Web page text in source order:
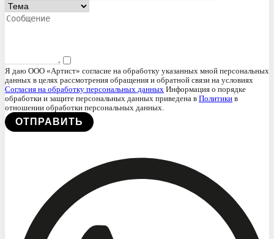
Я даю ООО «Артист» согласие на обработку указанных мной персональных
данных в целях рассмотрения обращения и обратной связи на условиях
Согласия на обработку персональных данных Информация о порядке
обработки и защите персональных данных приведена в Политики в
отношении обработки персональных данных.